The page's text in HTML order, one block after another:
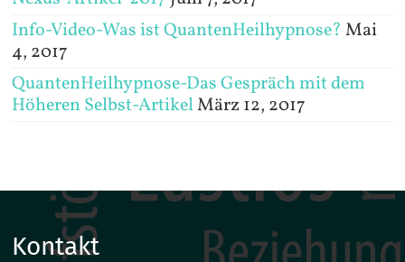
Info-Video-Was ist QuantenHeilhypnose? Mai
4, 2017
QuantenHeilhypnose-Das Gespräch mit dem
Höheren Selbst-ArtikelMärz 12, 2017
Kontakt